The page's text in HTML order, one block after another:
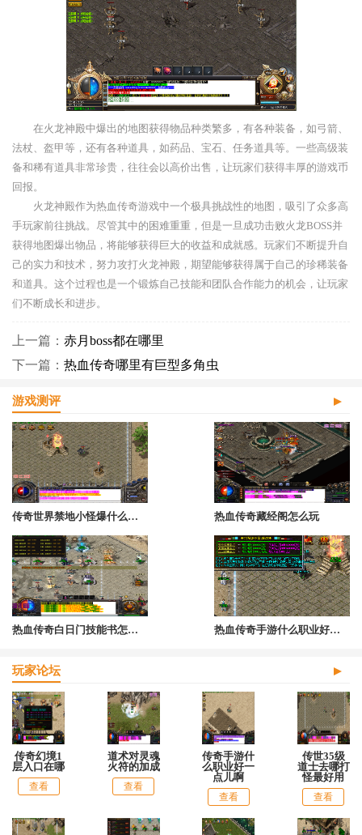
在火龙神殿中爆出的地图获得物品种类繁多，有各种装备，如弓箭、
法杖、盔甲等，还有各种道具，如药品、宝石、任务道具等。一些高级装
备和稀有道具非常珍贵，往往会以高价出售，让玩家们获得丰厚的游戏币
回报。
火龙神殿作为热血传奇游戏中一个极具挑战性的地图，吸引了众多高
手玩家前往挑战。尽管其中的困难重重，但是一旦成功击败火龙BOSS并
获得地图爆出物品，将能够获得巨大的收益和成就感。玩家们不断提升自
己的实力和技术，努力攻打火龙神殿，期望能够获得属于自己的珍稀装备
和道具。这个过程也是一个锻炼自己技能和团队合作能力的机会，让玩家
们不断成长和进步。
上一篇： 赤月boss都在哪里
下一篇： 热血传奇哪里有巨型多角虫
游戏测评
传奇世界禁地小怪爆什么宝石 热血传奇藏经阁怎么玩
热血传奇白日门技能书怎么获得的 热血传奇手游什么职业好打装备
玩家论坛
传奇幻境1
层入口在哪
查看
道术对灵魂
火符的加成
查看
传奇手游什
么职业好一
点儿啊
查看
传世35级
道士去哪打
怪最好用
查看